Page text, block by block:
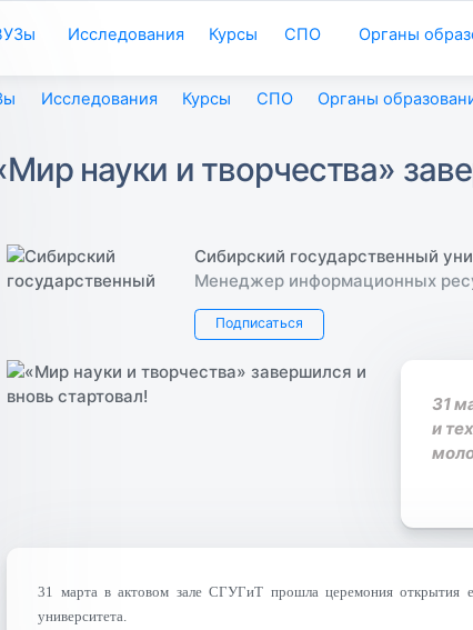
Исследования Курсы СПО Органы
Исследования Курсы СПО Органы
науки и творчества»
Сибирский государственный
Менеджер информационных
Подписаться
31
и
31 марта в актовом зале СГУГиТ прошла церемония открытия
университета.